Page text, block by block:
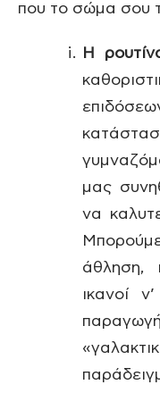
που το σώμα σου
Η
μας
να
άθληση,
ικανοί